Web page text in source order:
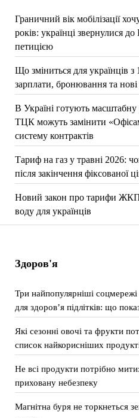
Граничний вік мобілізації
років: українці звернулися
петицією
Що зміниться для українців з
зарплати, бронювання та
В Україні готують масштабну
ТЦК можуть замінити
систему контрактів
Тариф на газ у травні 2026:
після закінчення фіксованої
Новий закон про тарифи
воду для українців
Здоров'я
Три найпопулярніші
для здоров’я підлітків: що
Які сезонні овочі та фрукти
список найкорисніших
Не всі продукти потрібно
приховану небезпеку
Магнітна буря не торкнеться